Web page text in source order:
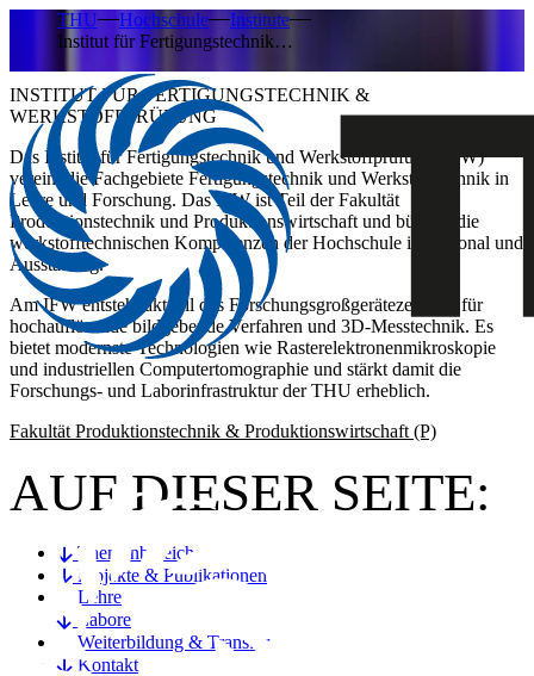
THU Hochschule
Institute
Institut für Fertigungstechnik…
INSTITUT FÜR FERTIGUNGSTECHNIK &
WERKSTOFFPRÜFUNG
Das Institut für Fertigungstechnik und Werkstoffprüfung (IFW)
vereint die Fachgebiete Fertigungstechnik und Werkstofftechnik in
Lehre und Forschung. Das IFW ist Teil der Fakultät
Produktionstechnik und Produktionswirtschaft und bündelt die
werkstofftechnischen Kompetenzen der Hochschule in Personal und
Ausstattung.
Am IFW entsteht aktuell das Forschungsgroßgerätezentrum für
hochauflösende bildgebende Verfahren und 3D-Messtechnik. Es
bietet modernste Technologien wie Rasterelektronenmikroskopie
und industriellen Computertomographie und stärkt damit die
Forschungs- und Laborinfrastruktur der THU erheblich.
Fakultät Produktionstechnik & Produktionswirtschaft (P)
AUF DIESER SEITE:
Themenbereiche
Projekte & Publikationen
Lehre
Labore
Weiterbildung & Transfer
Kontakt